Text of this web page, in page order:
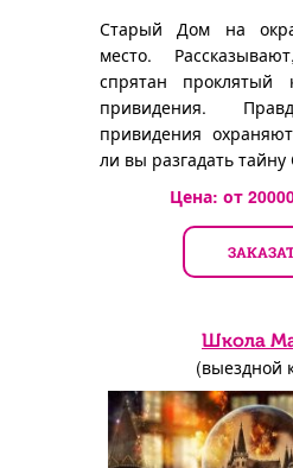
Старый Дом на
место.
спрятан проклятый
привидения.
привидения
ли вы разгадать
Цена: от
Школа
(выездной